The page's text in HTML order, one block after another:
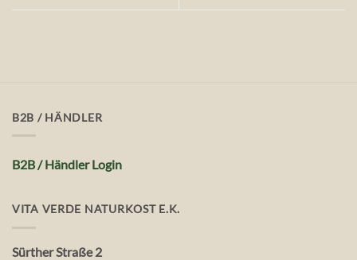
B2B / HÄNDLER
B2B / Händler Login
VITA VERDE NATURKOST E.K.
Sürther Straße 2